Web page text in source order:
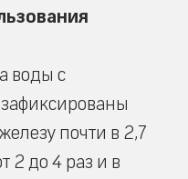
воды с
почти в 2,7
2 до 4 раз и в